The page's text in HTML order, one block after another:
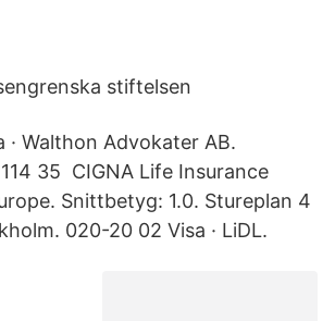
stiftelsen
· Walthon Advokater AB.
35 CIGNA Life Insurance
Snittbetyg: 1.0. Stureplan 4
020-20 02 Visa · LiDL.